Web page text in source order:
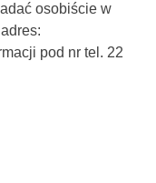
osobiście w
pod nr tel. 22